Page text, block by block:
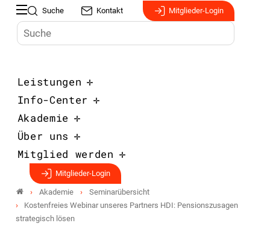
Suche Kontakt Mitglieder-Login
Leistungen
Info-Center
Akademie
Über uns
Mitglied werden
Mitglieder-Login
Akademie
Seminarübersicht
Kostenfreies Webinar unseres Partners HDI: Pensionszusagen
strategisch lösen